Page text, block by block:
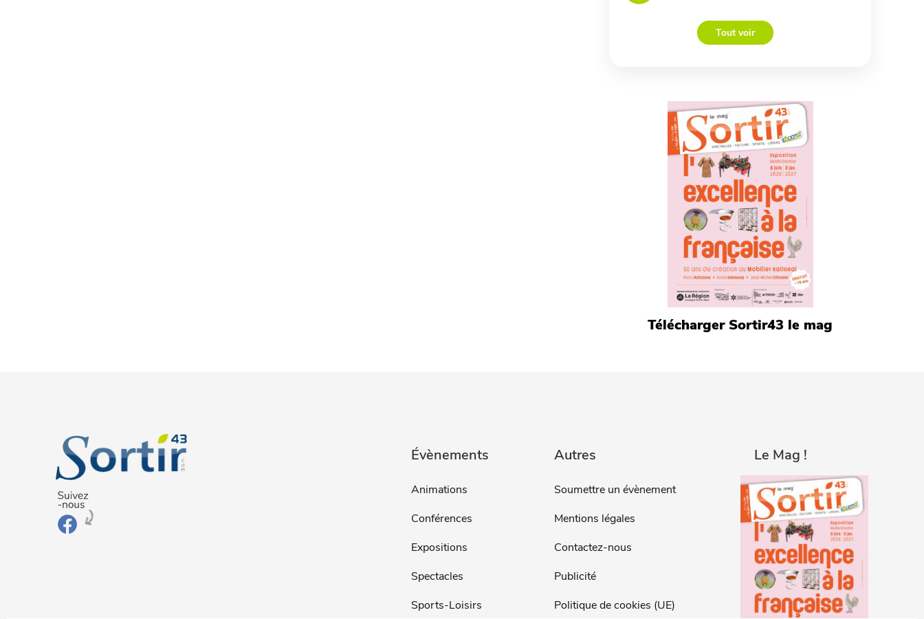
Tout voir
Télécharger Sortir43 le mag
Évènements
Animations
Conférences
Expositions
Spectacles
Sports-Loisirs
Autres
Soumettre un évènement
Mentions légales
Contactez-nous
Publicité
Politique de cookies (UE)
Le Mag !